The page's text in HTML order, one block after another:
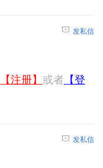
发私信
【注册】 或者 【登
发私信